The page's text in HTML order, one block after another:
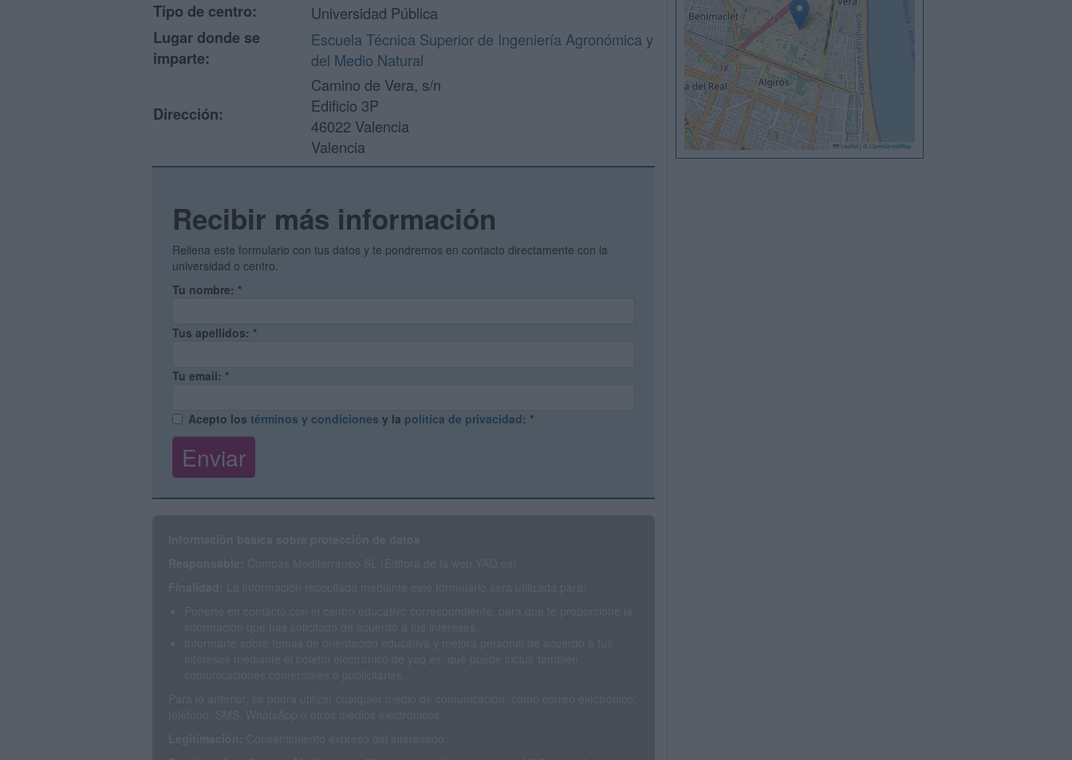
Tipo de centro:
Universidad Pública
Lugar donde se
imparte:
Escuela Técnica Superior de Ingeniería Agronómica y
del Medio Natural
Dirección:
Camino de Vera, s/n
Edificio 3P
46022 Valencia
Valencia
Recibir más información
Rellena este formulario con tus datos y te pondremos en contacto directamente con la
universidad o centro.
Tu nombre: *
Tus apellidos: *
Tu email: *
Acepto los términos y condiciones y la política de privacidad: *
Leaflet © OpenStreetMap